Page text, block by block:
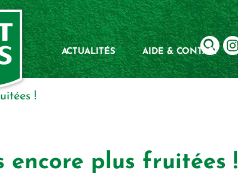
ACTUALITÉS AIDE & CONTACT
!
encore plus fruitées !